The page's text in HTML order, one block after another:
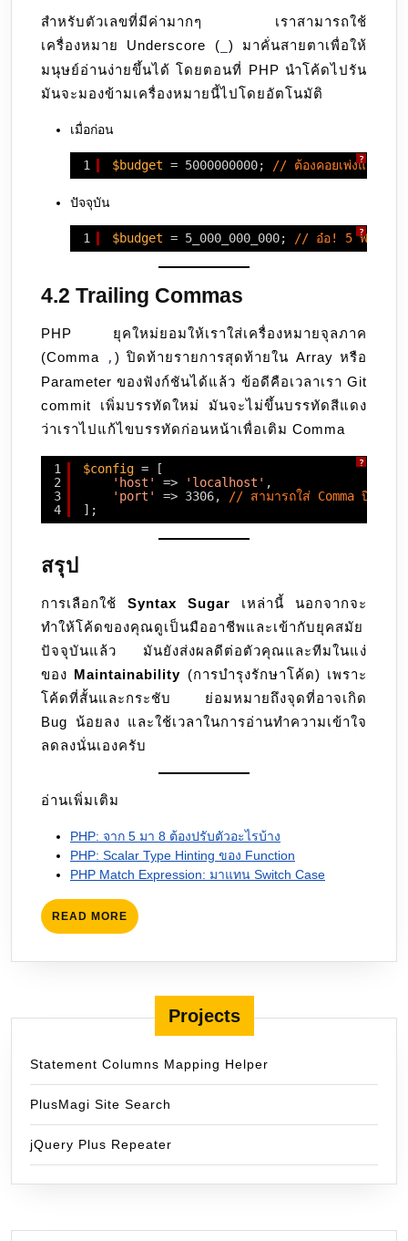
สำหรับตัวเลขที่มีค่ามากๆ เราสามารถใช้
เครื่องหมาย Underscore ( ) มาคั่นสายตาเพื่อให้
มนุษย์อ่านง่ายขึ้นได้ โดยตอนที่ PHP นำโค้ดไปรัน
มันจะมองข้ามเครื่องหมายนี้ไปโดยอัตโนมัติ
เมื่อก่อน
?
1 $budget = 5000000000; // ต้องคอยเพ่งและนับ
ปัจจุบัน
?
1 $budget = 5_000_000_000; // อ๋อ! 5 พันล้าน
4.2 Trailing Commas
PHP ยุคใหม่ยอมให้เราใส่เครื่องหมายจุลภาค
(Comma
, ) ปิดท้ายรายการสุดท้ายใน Array หรือ
Parameter ของฟังก์ชันได้แล้ว ข้อดีคือเวลาเรา Git
commit เพิ่มบรรทัดใหม่ มันจะไม่ขึ้นบรรทัดสีแดง
ว่าเราไปแก้ไขบรรทัดก่อนหน้าเพื่อเติม Comma
?
1
2
3
4
$config = [
'host'
=> 'localhost' ,
'port'
=> 3306, // สามารถใส่ Comma ปิดท้าย
];
สรุป
การเลือกใช้ Syntax Sugar เหล่านี้ นอกจากจะ
ทำให้โค้ดของคุณดูเป็นมืออาชีพและเข้ากับยุคสมัย
ปัจจุบันแล้ว มันยังส่งผลดีต่อตัวคุณและทีมในแง่
ของ Maintainability (การบำรุงรักษาโค้ด) เพราะ
โค้ดที่สั้นและกระชับ ย่อมหมายถึงจุดที่อาจเกิด
Bug น้อยลง และใช้เวลาในการอ่านทำความเข้าใจ
ลดลงนั่นเองครับ
อ่านเพิ่มเติม
PHP: จาก 5 มา 8 ต้องปรับตัวอะไรบ้าง
PHP: Scalar Type Hinting ของ Function
PHP Match Expression: มาแทน Switch Case
READ MORE READ
MORE
Projects
Statement Columns Mapping Helper
PlusMagi Site Search
jQuery Plus Repeater